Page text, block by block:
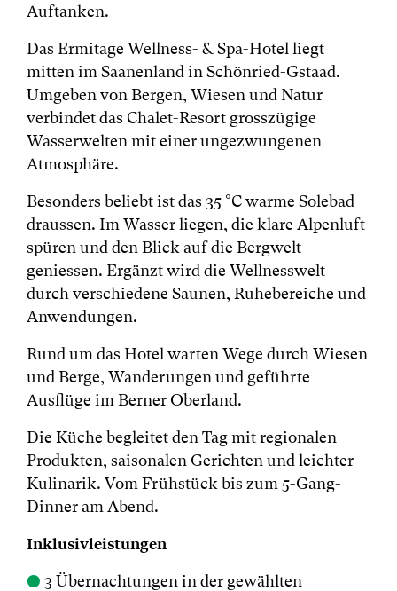
Auftanken.
Das Ermitage Wellness- & Spa-Hotel liegt
mitten im Saanenland in Schönried-Gstaad.
Umgeben von Bergen, Wiesen und Natur
verbindet das Chalet-Resort grosszügige
Wasserwelten mit einer ungezwungenen
Atmosphäre.
Besonders beliebt ist das 35 °C warme Solebad
draussen. Im Wasser liegen, die klare Alpenluft
spüren und den Blick auf die Bergwelt
geniessen. Ergänzt wird die Wellnesswelt
durch verschiedene Saunen, Ruhebereiche und
Anwendungen.
Rund um das Hotel warten Wege durch Wiesen
und Berge, Wanderungen und geführte
Ausflüge im Berner Oberland.
Die Küche begleitet den Tag mit regionalen
Produkten, saisonalen Gerichten und leichter
Kulinarik. Vom Frühstück bis zum 5-Gang-
Dinner am Abend.
Inklusivleistungen
● 3 Übernachtungen in der gewählten